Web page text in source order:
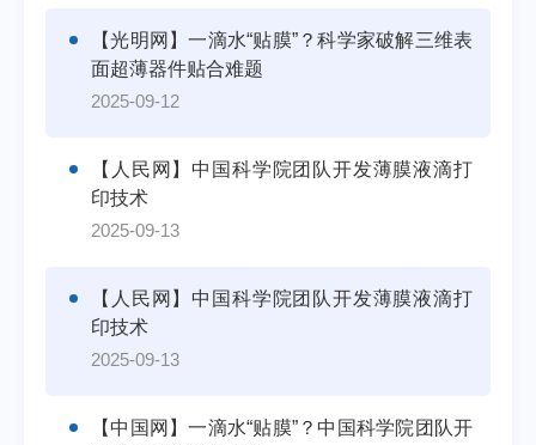
【光明网】一滴水“贴膜”？科学家破解三维表
面超薄器件贴合难题
2025-09-12
【人民网】中国科学院团队开发薄膜液滴打
印技术
2025-09-13
【人民网】中国科学院团队开发薄膜液滴打
印技术
2025-09-13
【中国网】一滴水“贴膜”？中国科学院团队开